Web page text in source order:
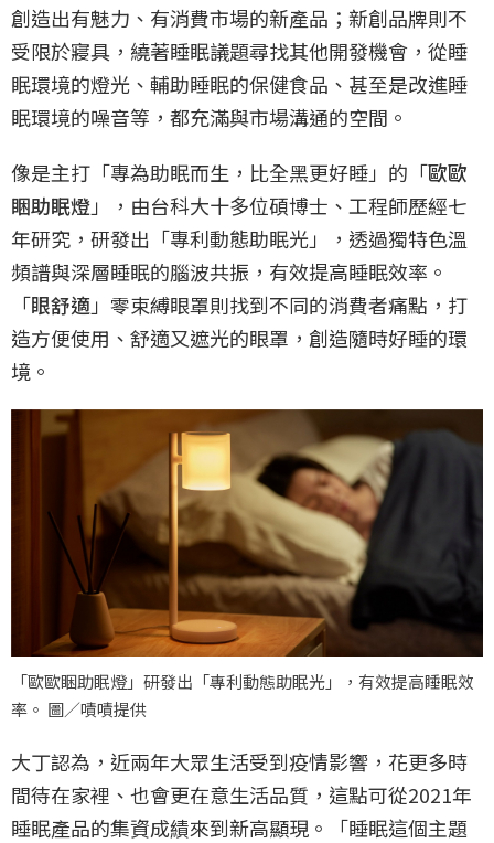
創造出有魅力、有消費市場的新產品；新創品牌則不
受限於寢具，繞著睡眠議題尋找其他開發機會，從睡
眠環境的燈光、輔助睡眠的保健食品、甚至是改進睡
眠環境的噪音等，都充滿與市場溝通的空間。
像是主打「專為助眠而生，比全黑更好睡」的「歐歐
睏助眠燈」，由台科大十多位碩博士、工程師歷經七
年研究，研發出「專利動態助眠光」，透過獨特色溫
頻譜與深層睡眠的腦波共振，有效提高睡眠效率。
「眼舒適」零束縛眼罩則找到不同的消費者痛點，打
造方便使用、舒適又遮光的眼罩，創造隨時好睡的環
境。
「歐歐睏助眠燈」研發出「專利動態助眠光」，有效提高睡眠效
率。 圖／嘖嘖提供
大丁認為，近兩年大眾生活受到疫情影響，花更多時
間待在家裡、也會更在意生活品質，這點可從2021年
睡眠產品的集資成績來到新高顯現。「睡眠這個主題